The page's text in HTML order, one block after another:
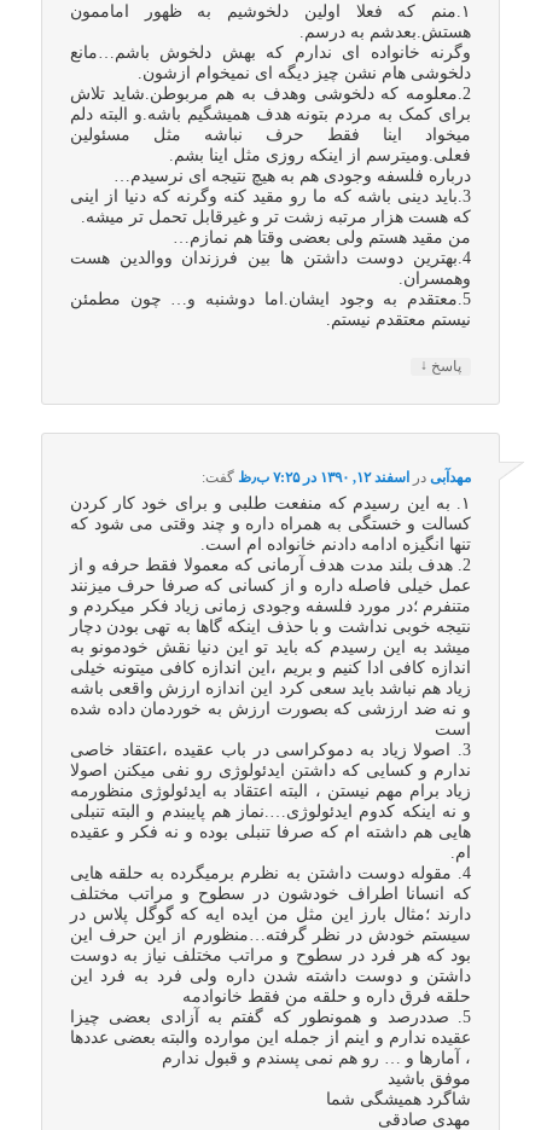
۱.منم که فعلا اولین دلخوشیم به ظهور اماممون
هستش.بعدشم به درسم.
وگرنه خانواده ای ندارم که بهش دلخوش باشم…مانع
دلخوشی هام نشن چیز دیگه ای نمیخوام ازشون.
2.معلومه که دلخوشی وهدف به هم مربوطن.شاید تلاش
برای کمک به مردم بتونه هدف همیشگیم باشه.و البته دلم
میخواد اینا فقط حرف نباشه مثل مسئولین
فعلی.ومیترسم از اینکه روزی مثل اینا بشم.
درباره فلسفه وجودی هم به هیچ نتیجه ای نرسیدم…
3.باید دینی باشه که ما رو مقید کنه وگرنه که دنیا از اینی
که هست هزار مرتبه زشت تر و غیرقابل تحمل تر میشه.
من مقید هستم ولی بعضی وقتا هم نمازم…
4.بهترین دوست داشتن ها بین فرزندان ووالدین هست
وهمسران.
5.معتقدم به وجود ایشان.اما دوشنبه و… چون مطمئن
نیستم معتقدم نیستم.
پاسخ ↓
مهدآبیدر اسفند ۱۲, ۱۳۹۰ در ۷:۲۵ ب٫ظ گفت:
۱. به این رسیدم که منفعت طلبی و برای خود کار کردن
کسالت و خستگی به همراه داره و چند وقتی می شود که
تنها انگیزه ادامه دادنم خانواده ام است.
2. هدف بلند مدت هدف آرمانی که معمولا فقط حرفه و از
عمل خیلی فاصله داره و از کسانی که صرفا حرف میزنند
متنفرم ؛در مورد فلسفه وجودی زمانی زیاد فکر میکردم و
نتیجه خوبی نداشت و با حذف اینکه گاها به تهی بودن دچار
میشد به این رسیدم که باید تو این دنیا نقش خودمونو به
اندازه کافی ادا کنیم و بریم ،این اندازه کافی میتونه خیلی
زیاد هم نباشد باید سعی کرد این اندازه ارزش واقعی باشه
و نه ضد ارزشی که بصورت ارزش به خوردمان داده شده
است
3. اصولا زیاد به دموکراسی در باب عقیده ،اعتقاد خاصی
ندارم و کسایی که داشتن ایدئولوژی رو نفی میکنن اصولا
زیاد برام مهم نیستن ، البته اعتقاد به ایدئولوژی منظورمه
و نه اینکه کدوم ایدئولوژی….نماز هم پایبندم و البته تنبلی
هایی هم داشته ام که صرفا تنبلی بوده و نه فکر و عقیده
ام.
4. مقوله دوست داشتن به نظرم برمیگرده به حلقه هایی
که انسانا اطراف خودشون در سطوح و مراتب مختلف
دارند ؛مثال بارز این مثل من ایده ایه که گوگل پلاس در
سیستم خودش در نظر گرفته…منظورم از این حرف این
بود که هر فرد در سطوح و مراتب مختلف نیاز به دوست
داشتن و دوست داشته شدن داره ولی فرد به فرد این
حلقه فرق داره و حلقه من فقط خانوادمه
5. صددرصد و همونطور که گفتم به آزادی بعضی چیزا
عقیده ندارم و اینم از جمله این موارده والبته بعضی عددها
، آمارها و … رو هم نمی پسندم و قبول ندارم
موفق باشید
شاگرد همیشگی شما
مهدی صادقی